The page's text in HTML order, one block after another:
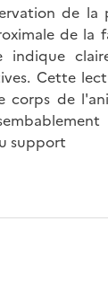
de la
de la
Cette
corps de
support